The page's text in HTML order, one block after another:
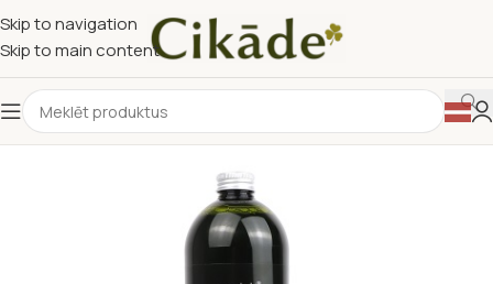
Skip to navigation
Skip to main content